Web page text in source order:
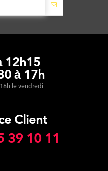
12h15
à 17h
le vendredi
Client
39 10 11